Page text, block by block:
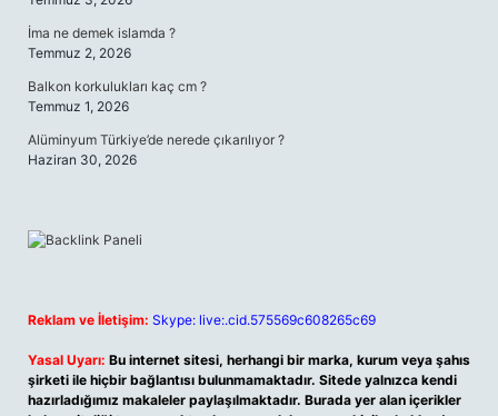
İma ne demek islamda ?
Temmuz 2, 2026
Balkon korkulukları kaç cm ?
Temmuz 1, 2026
Alüminyum Türkiye’de nerede çıkarılıyor ?
Haziran 30, 2026
Reklam ve İletişim: Skype: live:.cid.575569c608265c69
Yasal Uyarı: Bu internet sitesi, herhangi bir marka, kurum veya şahıs
şirketi ile hiçbir bağlantısı bulunmamaktadır. Sitede yalnızca kendi
hazırladığımız makaleler paylaşılmaktadır. Burada yer alan içerikler